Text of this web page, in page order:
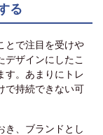
る
とで注目を受けや
デザインにしたこ
す。あまりにトレ
で持続できない可
き、ブランドとし